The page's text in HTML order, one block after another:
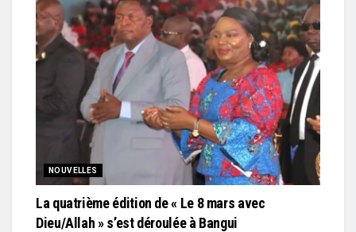
NOUVELLES
La quatrième édition de « Le 8 mars avec
Dieu/Allah » s’est déroulée à Bangui